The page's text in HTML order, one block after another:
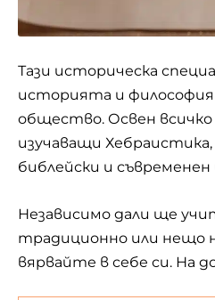
Тази историческа
историята и
общество. Освен
изучаващи
библейски и
Независимо дали ще
традиционно или нещо
вярвайте в себе си. На